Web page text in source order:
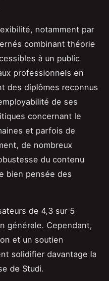
notamment par
combinant théorie
à un public
professionnels en
des diplômes reconnus
de ses
concernant le
et parfois de
de nombreux
du contenu
bien pensée des
de 4,3 sur 5
générale. Cependant,
et un soutien
solidifier davantage la
de Studi.